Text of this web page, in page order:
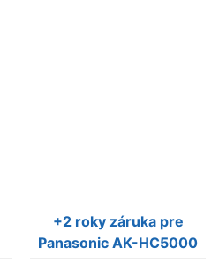
+2 roky záruka pre
Panasonic AK-HC5000